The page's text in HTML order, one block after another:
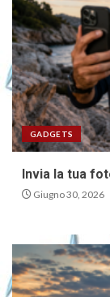
GADGETS
Invia la tua
Giugno 30, 2026